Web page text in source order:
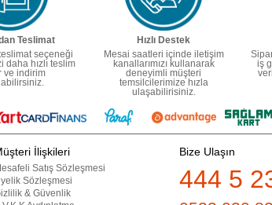
Teslimat
seçeneği
hızlı teslim
ve indirim
Hızlı Destek
Mesai saatleri içinde iletişim
kanallarımızı kullanarak
deneyimli müşteri
temsilcilerimize hızla
ulaşabilirisiniz.
iş
İlişkileri
Satış Sözleşmesi
Sözleşmesi
& Güvenlik
Bize Ulaşın
444 5